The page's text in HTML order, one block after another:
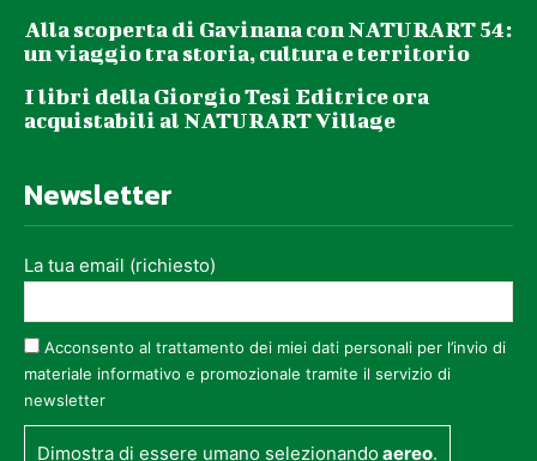
Alla scoperta di Gavinana con NATURART 54:
un viaggio tra storia, cultura e territorio
I libri della Giorgio Tesi Editrice ora
acquistabili al NATURART Village
Newsletter
La tua email (richiesto)
Acconsento al trattamento dei miei dati personali per l’invio di
materiale informativo e promozionale tramite il servizio di
newsletter
Dimostra di essere umano selezionandoaereo.